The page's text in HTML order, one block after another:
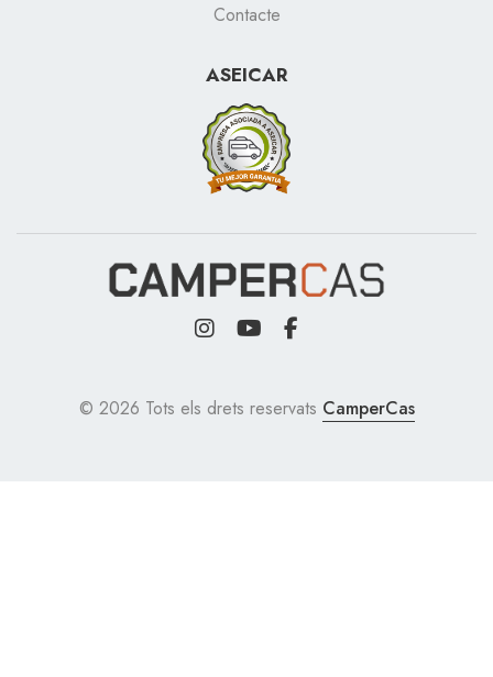
Contacte
ASEICAR
© 2026 Tots els drets reservats CamperCas